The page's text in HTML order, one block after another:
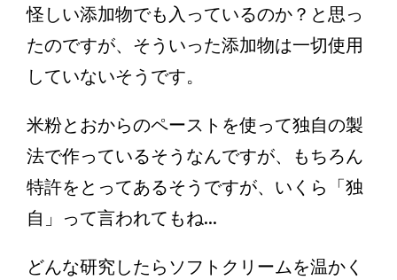
怪しい添加物でも入っているのか？と思っ
たのですが、そういった添加物は一切使用
していないそうです。
米粉とおからのペーストを使って独自の製
法で作っているそうなんですが、もちろん
特許をとってあるそうですが、いくら「独
自」って言われてもね...
どんな研究したらソフトクリームを温かく